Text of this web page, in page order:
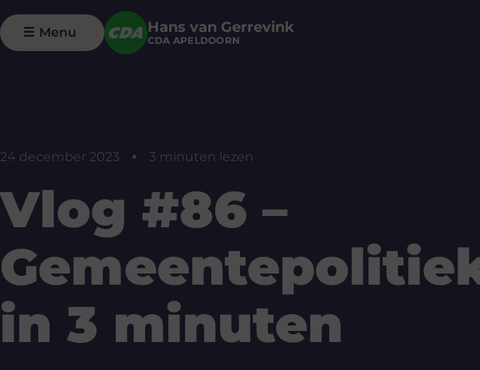
Hans van Gerrevink
CDA APELDOORN
☰ Menu
24 december 2023 3 minuten lezen
Vlog #86 –
in 3 minuten